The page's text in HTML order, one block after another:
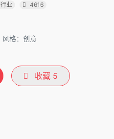
行业 4616
风格：创意
收藏 5